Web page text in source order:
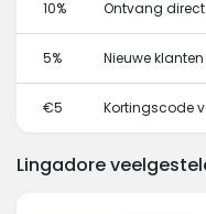
10% Ontvang direct
5% Nieuwe
€5 Kortingscode
Lingadore